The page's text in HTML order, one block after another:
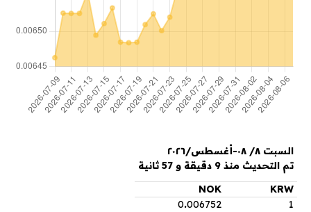
السبت ٨/ ٠٨-أغسطس/٢٠٢٦
تم التحديث منذ 9 دقيقة و 57 ثانية
KRW
NOK
1
0.006752